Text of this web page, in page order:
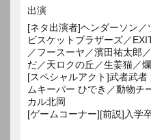
出演
[ネタ出演者]ヘンダーソン
ビスケットブラザーズ／
／フースーヤ／濱田祐太郎
だ／天ロクの丘／生姜猫／
[スペシャルアクト]武者武
ムキーパー ひでき／動物チ
カル北岡
[ゲームコーナー][前説]入学